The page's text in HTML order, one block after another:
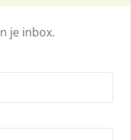
je inbox.